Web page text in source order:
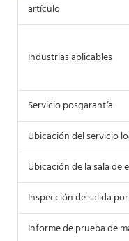
artículo
Industrias aplicables
Servicio posgarantía
Ubicación del servicio
Ubicación de la sala de
Inspección de salida
Informe de prueba de